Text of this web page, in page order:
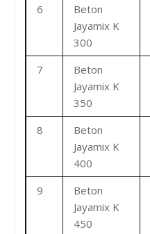
6
Beton
Jayamix K
300
7
Beton
Jayamix K
350
8
Beton
Jayamix K
400
9
Beton
Jayamix K
450